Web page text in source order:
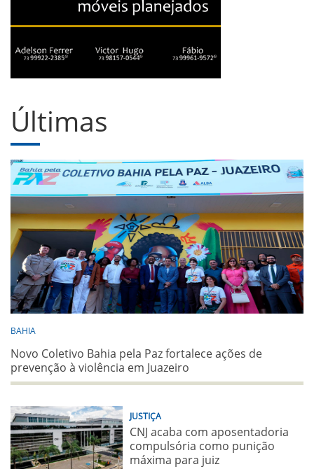
Últimas
BAHIA
Novo Coletivo Bahia pela Paz fortalece ações de
prevenção à violência em Juazeiro
JUSTIÇA
CNJ acaba com aposentadoria
compulsória como punição
máxima para juiz